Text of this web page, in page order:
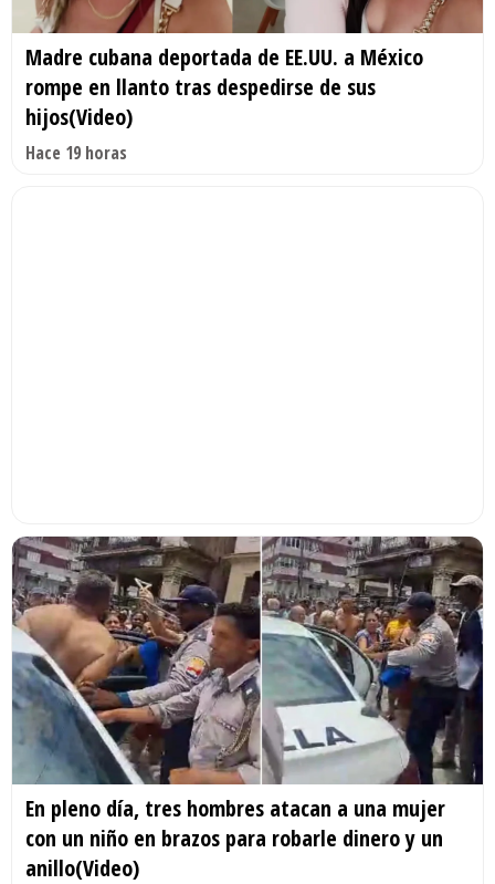
Madre cubana deportada de EE.UU. a México
rompe en llanto tras despedirse de sus
hijos(Video)
Hace 19 horas
En pleno día, tres hombres atacan a una mujer
con un niño en brazos para robarle dinero y un
anillo(Video)